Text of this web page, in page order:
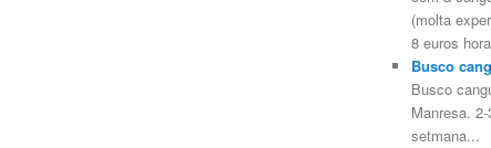
(molta
8 euros
Busco
Busco
Manresa.
setmana...